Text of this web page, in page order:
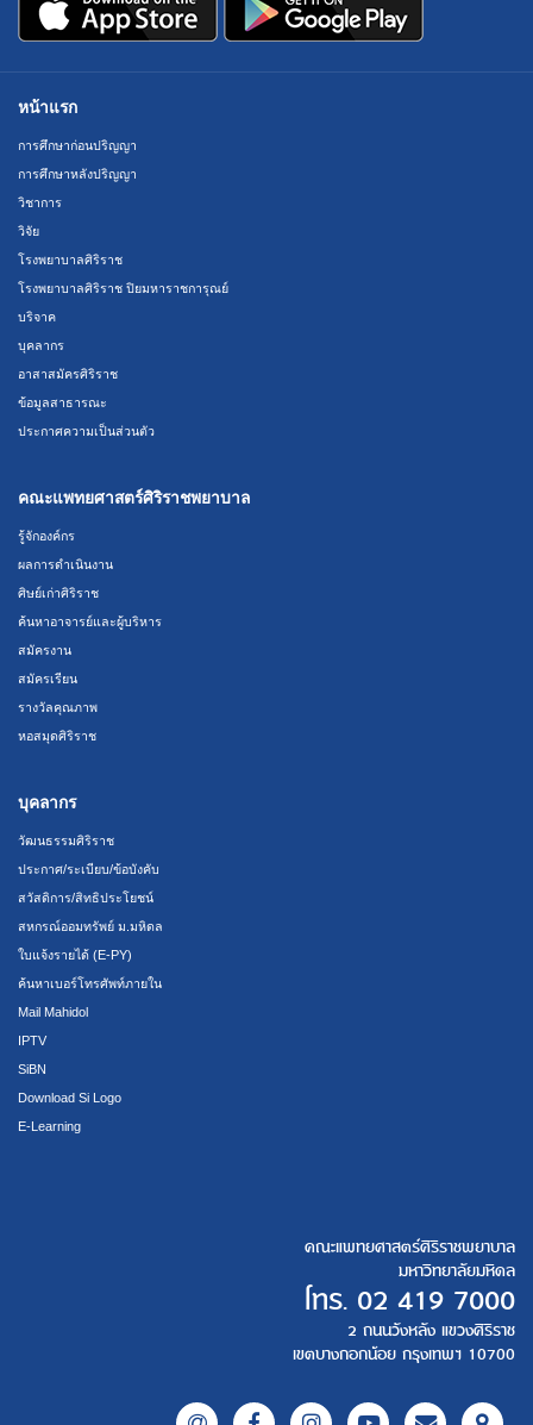
หน้าแรก
การศึกษาก่อนปริญญา
การศึกษาหลังปริญญา
วิชาการ
วิจัย
โรงพยาบาลศิริราช
โรงพยาบาลศิริราช ปิยมหาราชการุณย์
บริจาค
บุคลากร
อาสาสมัครศิริราช
ข้อมูลสาธารณะ
ประกาศความเป็นส่วนตัว
คณะแพทยศาสตร์ศิริราชพยาบาล
รู้จักองค์กร
ผลการดำเนินงาน
ศิษย์เก่าศิริราช
ค้นหาอาจารย์และผู้บริหาร
สมัครงาน
สมัครเรียน
รางวัลคุณภาพ
หอสมุดศิริราช
บุคลากร
วัฒนธรรมศิริราช
ประกาศ/ระเบียบ/ข้อบังคับ
สวัสดิการ/สิทธิประโยชน์
สหกรณ์ออมทรัพย์ ม.มหิดล
ใบแจ้งรายได้ (E-PY)
ค้นหาเบอร์โทรศัพท์ภายใน
Mail Mahidol
IPTV
SiBN
Download Si Logo
E-Learning
คณะแพทยศาสตร์ศิริราชพยาบาล
มหาวิทยาลัยมหิดล
โทร. 02 419 7000
2 ถนนวังหลัง แขวงศิริราช
เขตบางกอกน้อย กรุงเทพฯ 10700